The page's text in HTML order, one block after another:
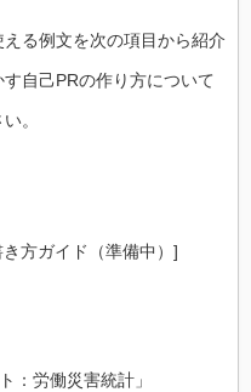
る例文を次の項目から紹介
自己PRの作り方について
。
方ガイド（準備中）]
：労働災害統計」